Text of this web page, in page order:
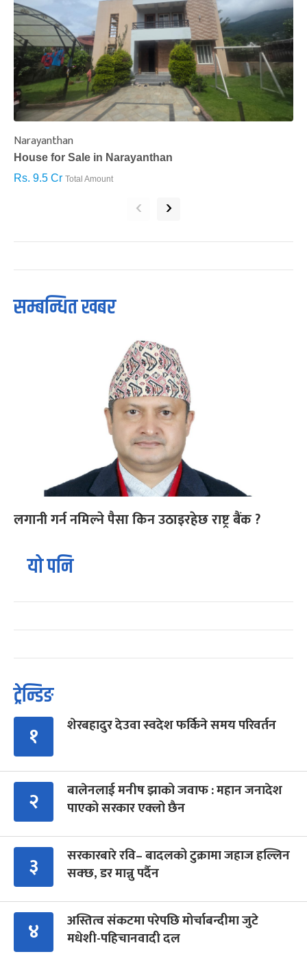
Narayanthan
House for Sale in Narayanthan
Rs. 9.5 Cr Total Amount
‹ ›
सम्बन्धित खबर
लगानी गर्न नमिल्ने पैसा किन उठाइरहेछ राष्ट्र बैंक ?
यो पनि
ट्रेन्डिङ
१ शेरबहादुर देउवा स्वदेश फर्किने समय परिवर्तन
२
बालेनलाई मनीष झाको जवाफ : महान जनादेश
पाएको सरकार एक्लो छैन
३
सरकारबारे रवि– बादलको टुक्रामा जहाज हल्लिन
सक्छ, डर मान्नु पर्दैन
४
अस्तित्व संकटमा परेपछि मोर्चाबन्दीमा जुटे
मधेशी-पहिचानवादी दल